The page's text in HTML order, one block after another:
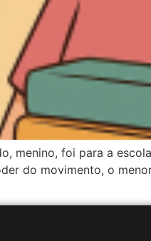
menino, foi para a
do movimento, o